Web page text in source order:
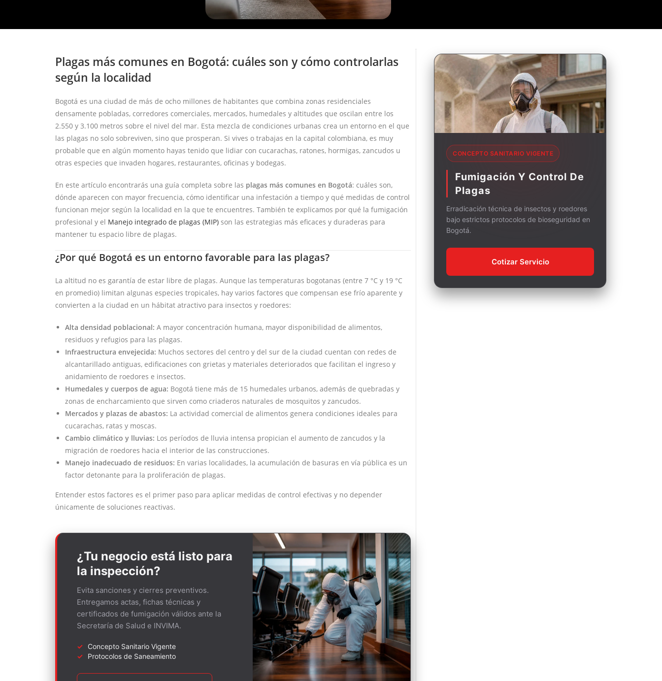
Plagas más comunes en Bogotá: cuáles son y cómo controlarlas
según la localidad
Bogotá es una ciudad de más de ocho millones de habitantes que combina zonas residenciales
densamente pobladas, corredores comerciales, mercados, humedales y altitudes que oscilan entre los
2.550 y 3.100 metros sobre el nivel del mar. Esta mezcla de condiciones urbanas crea un entorno en el que
las plagas no solo sobreviven, sino que prosperan. Si vives o trabajas en la capital colombiana, es muy
probable que en algún momento hayas tenido que lidiar con cucarachas, ratones, hormigas, zancudos u
otras especies que invaden hogares, restaurantes, oficinas y bodegas.
En este artículo encontrarás una guía completa sobre las plagas más comunes en Bogotá: cuáles son,
dónde aparecen con mayor frecuencia, cómo identificar una infestación a tiempo y qué medidas de control
funcionan mejor según la localidad en la que te encuentres. También te explicamos por qué la fumigación
profesional y el Manejo integrado de plagas (MIP) son las estrategias más eficaces y duraderas para
mantener tu espacio libre de plagas.
¿Por qué Bogotá es un entorno favorable para las plagas?
La altitud no es garantía de estar libre de plagas. Aunque las temperaturas bogotanas (entre 7 °C y 19 °C
en promedio) limitan algunas especies tropicales, hay varios factores que compensan ese frío aparente y
convierten a la ciudad en un hábitat atractivo para insectos y roedores:
Alta densidad poblacional: A mayor concentración humana, mayor disponibilidad de alimentos,
residuos y refugios para las plagas.
Infraestructura envejecida: Muchos sectores del centro y del sur de la ciudad cuentan con redes de
alcantarillado antiguas, edificaciones con grietas y materiales deteriorados que facilitan el ingreso y
anidamiento de roedores e insectos.
Humedales y cuerpos de agua: Bogotá tiene más de 15 humedales urbanos, además de quebradas y
zonas de encharcamiento que sirven como criaderos naturales de mosquitos y zancudos.
Mercados y plazas de abastos: La actividad comercial de alimentos genera condiciones ideales para
cucarachas, ratas y moscas.
Cambio climático y lluvias: Los períodos de lluvia intensa propician el aumento de zancudos y la
migración de roedores hacia el interior de las construcciones.
Manejo inadecuado de residuos: En varias localidades, la acumulación de basuras en vía pública es un
factor detonante para la proliferación de plagas.
Entender estos factores es el primer paso para aplicar medidas de control efectivas y no depender
únicamente de soluciones reactivas.
¿Tu negocio está listo para
la inspección?
Evita sanciones y cierres preventivos.
Entregamos actas, fichas técnicas y
certificados de fumigación válidos ante la
Secretaría de Salud e INVIMA.
Concepto Sanitario Vigente
Protocolos de Saneamiento
CONCEPTO SANITARIO VIGENTE
Fumigación Y Control De
Plagas
Erradicación técnica de insectos y roedores
bajo estrictos protocolos de bioseguridad en
Bogotá.
Cotizar Servicio